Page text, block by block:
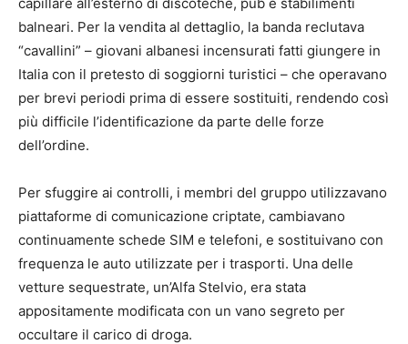
balneari. Per la vendita al dettaglio, la banda reclutava
“cavallini” – giovani albanesi incensurati fatti giungere in
Italia con il pretesto di soggiorni turistici – che operavano
per brevi periodi prima di essere sostituiti, rendendo così
più difficile l’identificazione da parte delle forze
dell’ordine.
Per sfuggire ai controlli, i membri del gruppo utilizzavano
piattaforme di comunicazione criptate, cambiavano
continuamente schede SIM e telefoni, e sostituivano con
frequenza le auto utilizzate per i trasporti. Una delle
vetture sequestrate, un’Alfa Stelvio, era stata
appositamente modificata con un vano segreto per
occultare il carico di droga.